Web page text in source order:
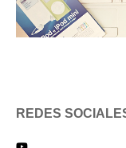
REDES